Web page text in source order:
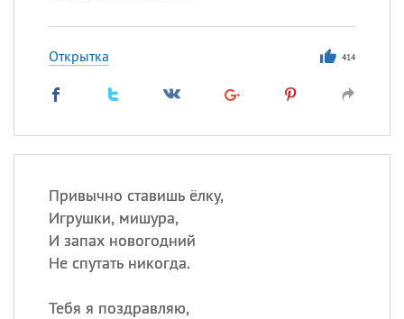
Открытка 414
Привычно ставишь ёлку,
Игрушки, мишура,
И запах новогодний
Не спутать никогда.
Тебя я поздравляю,